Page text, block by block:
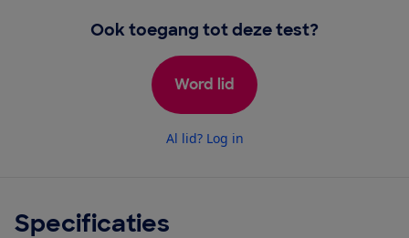
Ook toegang tot deze test?
Word lid
Al lid? Log in
Specificaties